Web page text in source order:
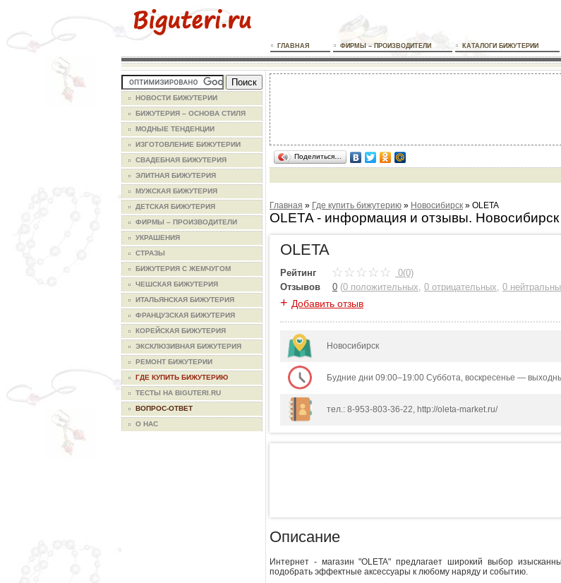
ГЛАВНАЯ ФИРМЫ – ПРОИЗВОДИТЕЛИ КАТАЛОГИ БИЖУТЕРИИ
НОВОСТИ БИЖУТЕРИИ
БИЖУТЕРИЯ – ОСНОВА СТИЛЯ
МОДНЫЕ ТЕНДЕНЦИИ
ИЗГОТОВЛЕНИЕ БИЖУТЕРИИ
СВАДЕБНАЯ БИЖУТЕРИЯ
ЭЛИТНАЯ БИЖУТЕРИЯ
МУЖСКАЯ БИЖУТЕРИЯ
ДЕТСКАЯ БИЖУТЕРИЯ
ФИРМЫ – ПРОИЗВОДИТЕЛИ
УКРАШЕНИЯ
СТРАЗЫ
БИЖУТЕРИЯ С ЖЕМЧУГОМ
ЧЕШСКАЯ БИЖУТЕРИЯ
ИТАЛЬЯНСКАЯ БИЖУТЕРИЯ
ФРАНЦУЗСКАЯ БИЖУТЕРИЯ
КОРЕЙСКАЯ БИЖУТЕРИЯ
ЭКСКЛЮЗИВНАЯ БИЖУТЕРИЯ
РЕМОНТ БИЖУТЕРИИ
ГДЕ КУПИТЬ БИЖУТЕРИЮ
ТЕСТЫ НА BIGUTERI.RU
ВОПРОС-ОТВЕТ
О НАС
Поделиться…
Главная » Где купить бижутерию » Новосибирск » OLETA
OLETA - информация и отзывы. Новосибирск
OLETA
Рейтинг
0(0)
Отзывов
0 (0 положительных 0 отрицательных 0
+ Добавить отзыв
Новосибирск
Будние дни 09:00–19:00 Суббота, воскресенье —
тел.: 8-953-803-36-22, http://oleta-market.ru/
Описание
Интернет - магазин "OLETA" предлагает широкий выбор
подобрать эффектные аксессуары к любому наряду и событию.